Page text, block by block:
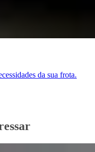
da sua frota.